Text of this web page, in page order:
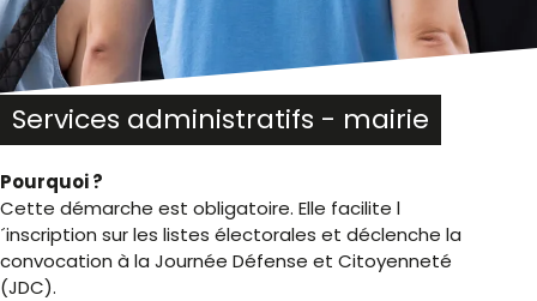
Services administratifs - mairie
Pourquoi ?
Cette démarche est obligatoire. Elle facilite l
´inscription sur les listes électorales et déclenche la
convocation à la Journée Défense et Citoyenneté
(JDC).